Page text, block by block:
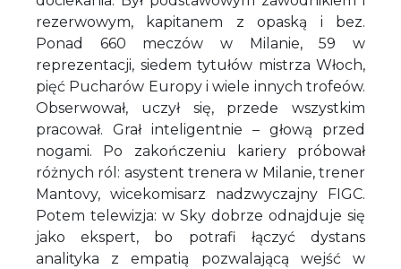
rezerwowym, kapitanem z opaską i bez.
Ponad 660 meczów w Milanie, 59 w
reprezentacji, siedem tytułów mistrza Włoch,
pięć Pucharów Europy i wiele innych trofeów.
Obserwował, uczył się, przede wszystkim
pracował. Grał inteligentnie – głową przed
nogami. Po zakończeniu kariery próbował
różnych ról: asystent trenera w Milanie, trener
Mantovy, wicekomisarz nadzwyczajny FIGC.
Potem telewizja: w Sky dobrze odnajduje się
jako ekspert, bo potrafi łączyć dystans
analityka z empatią pozwalającą wejść w